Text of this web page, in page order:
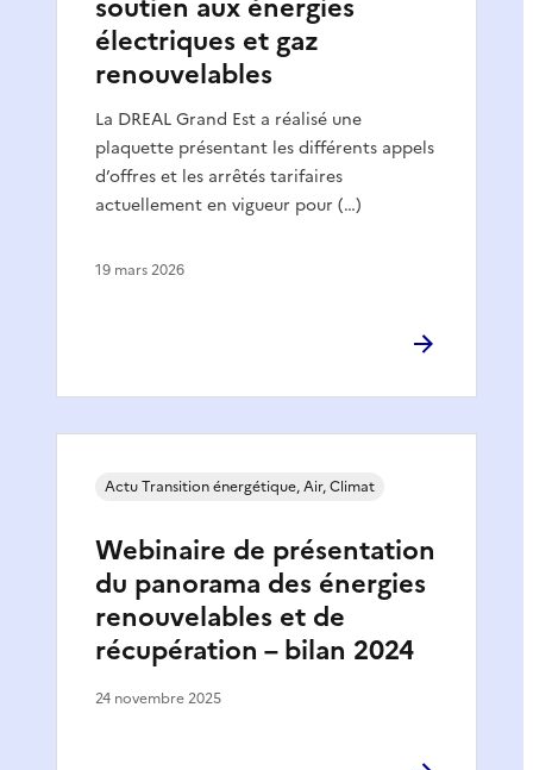
électriques et gaz
renouvelables
La DREAL Grand Est a réalisé une
plaquette présentant les différents appels
d’offres et les arrêtés tarifaires
actuellement en vigueur pour (…)
19 mars 2026
Webinaire de présentation
du panorama des énergies
renouvelables et de
récupération – bilan 2024
Actu Transition énergétique, Air, Climat
24 novembre 2025